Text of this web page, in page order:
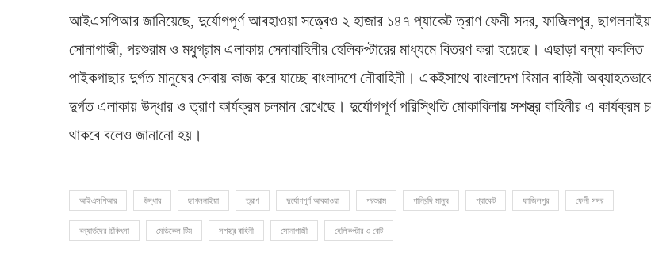
আইএসপিআর জানিয়েছে, দুর্যোগপূর্ণ আবহাওয়া সত্ত্বেও ২ হাজার ১৪৭ প্যাকেট ত্রাণ ফেনী সদর, ফাজিলপুর,
সোনাগাজী, পরশুরাম ও মধুগ্রাম এলাকায় সেনাবাহিনীর হেলিকপ্টারের মাধ্যমে বিতরণ করা হয়েছে। এছাড়া বন্যা কবলিত
পাইকগাছার দুর্গত মানুষের সেবায় কাজ করে যাচ্ছে বাংলাদশে নৌবাহিনী। একইসাথে বাংলাদেশ বিমান বাহিনী
দুর্গত এলাকায় উদ্ধার ও ত্রাণ কার্যক্রম চলমান রেখেছে। দুর্যোগপূর্ণ পরিস্থিতি মোকাবিলায় সশস্ত্র বাহিনীর এ কার্যক্রম
থাকবে বলেও জানানো হয়।
আইএসপিআর উদ্ধার ছাগলনাইয়া ত্রাণ দুর্যোগপূর্ণ আবহাওয়া পরশুরাম পানিবন্দি মানুষ প্যাকেট ফাজিলপুর ফেনী সদর
বন্যার্তদের চিকিৎসা মেডিকেল টিম সশস্ত্র বাহিনী সোনাগাজী হেলিকপ্টার ও বোট